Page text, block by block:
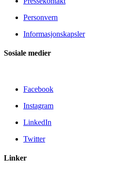
Personvern
Informasjonskapsler
Sosiale medier
Facebook
Instagram
LinkedIn
Twitter
Linker